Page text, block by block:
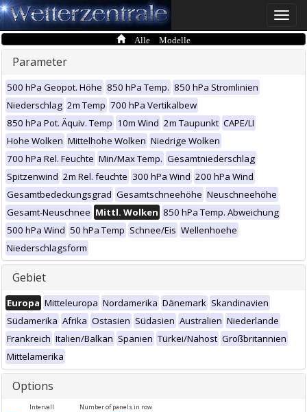
Toggle
Alle Modelle
Parameter
500 hPa Geopot. Höhe 850 hPa Temp. 850 hPa Stromlinien
Niederschlag 2m Temp 700 hPa Vertikalbew
850 hPa Pot. Äquiv. Temp 10m Wind 2m Taupunkt CAPE/LI
Hohe Wolken Mittelhohe Wolken Niedrige Wolken
700 hPa Rel. Feuchte Min/Max Temp. Gesamtniederschlag
Spitzenwind 2m Rel. feuchte 300 hPa Wind 200 hPa Wind
Gesamtbedeckungsgrad Gesamtschneehöhe Neuschneehöhe
Gesamt-Neuschnee Mittl. Wolken 850 hPa Temp. Abweichung
500 hPa Wind 50 hPa Temp Schnee/Eis Wellenhoehe
Niederschlagsform
Gebiet
Europa Mitteleuropa Nordamerika Dänemark Skandinavien
Südamerika Afrika Ostasien Südasien Australien Niederlande
Frankreich Italien/Balkan Spanien Türkei/Nahost Großbritannien
Mittelamerika
Options
Intervall Number of panels in row